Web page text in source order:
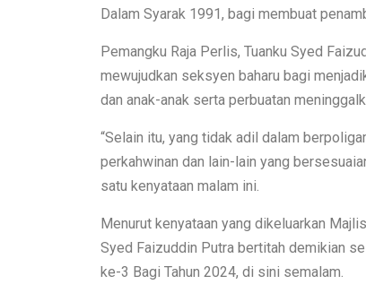
Dalam Syarak 1991, bagi membuat
Pemangku Raja Perlis, Tuanku Syed
mewujudkan seksyen baharu bagi
dan anak-anak serta perbuatan
“Selain itu, yang tidak adil dalam
perkahwinan dan lain-lain yang
satu kenyataan malam ini.
Menurut kenyataan yang dikeluarkan
Syed Faizuddin Putra bertitah demikian
ke-3 Bagi Tahun 2024, di sini semalam.